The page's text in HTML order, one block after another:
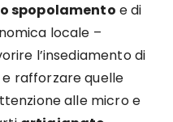
spopolamento e di
locale –
l’insediamento di
rafforzare quelle
alle micro e